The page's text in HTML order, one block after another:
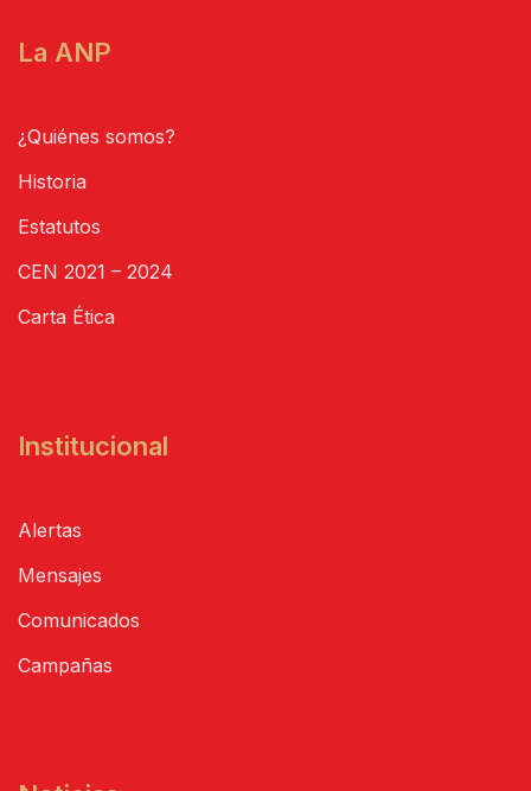
La ANP
¿Quiénes somos?
Historia
Estatutos
CEN 2021 – 2024
Carta Ética
Institucional
Alertas
Mensajes
Comunicados
Campañas